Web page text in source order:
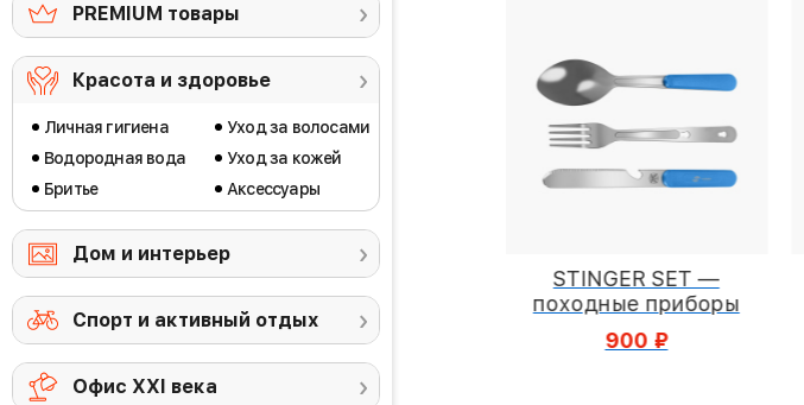
PREMIUM товары
Красота и здоровье
Личная гигиена
Водородная вода
Бритье
Уход за волосами
Уход за кожей
Аксессуары
Дом и интерьер
Спорт и активный отдых
Офис ХХI века
часы Xiaomi
Watch S5
17 900 ₽
STINGER SET —
походные приборы
900 ₽
Пылесос Greenworks
SV24360 24V
13 990 ₽